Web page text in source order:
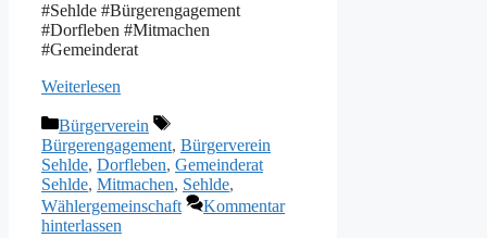
#Sehlde #Bürgerengagement
#Dorfleben #Mitmachen
#Gemeinderat
Weiterlesen
Kategorien
Bürgerverein
Schlagwörter
Bürgerengagement, Bürgerverein
Sehlde, Dorfleben, Gemeinderat
Sehlde, Mitmachen, Sehlde,
Wählergemeinschaft
Kommentar
hinterlassen